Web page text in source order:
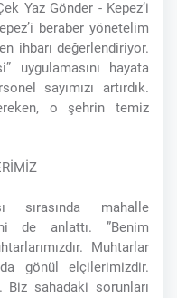
Yaz Gönder - Kepez’i
beraber yönetelim
ihbarı değerlendiriyor.
uygulamasını hayata
sayımızı artırdık.
o şehrin temiz
sırasında mahalle
de anlattı. ”Benim
Muhtarlar
gönül elçilerimizdir.
Biz sahadaki sorunları